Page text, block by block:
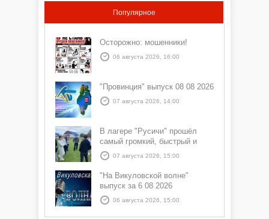
Популярное
Осторожно: мошенники!
06 августа 2026, 16:00
"Провинция" выпуск 08 08 2026
07 августа 2026, 14:00
В лагере "Русичи" прошёл
самый громкий, быстрый и
азартный час дня — Спортчас
07 августа 2026, 15:00
"На Викуловской волне"
выпуск за 6 08 2026
06 августа 2026, 15:00